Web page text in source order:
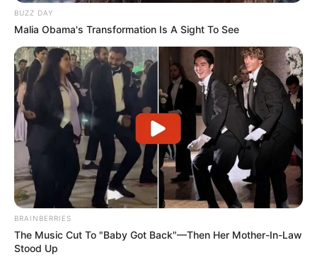
BUZZ DAY
Malia Obama's Transformation Is A Sight To See
BRAINBERRIES
The Music Cut To "Baby Got Back"—Then Her Mother-In-Law
Stood Up